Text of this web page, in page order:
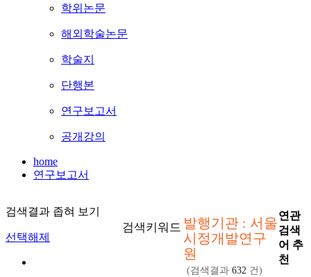
학위논문
해외학술논문
학술지
단행본
연구보고서
공개강의
home
연구보고서
검색결과 좁혀 보기
선택해제
검색키워드 발행기관 : 서울
시정개발연구
원
(검색결과 632 건)
연관
검색
어 추
천